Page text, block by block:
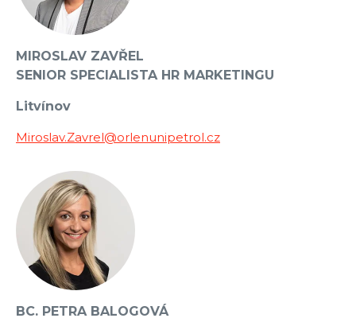
MIROSLAV ZAVŘEL
SENIOR SPECIALISTA HR MARKETINGU
Litvínov
Miroslav.Zavrel@orlenunipetrol.cz
BC. PETRA BALOGOVÁ